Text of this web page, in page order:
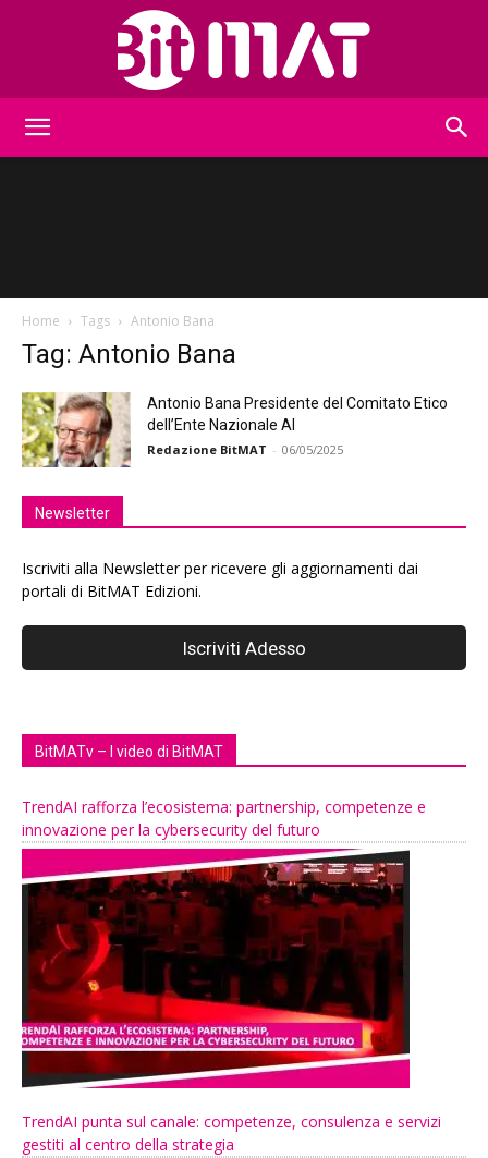
Home Tags Antonio Bana
Tag: Antonio Bana
Antonio Bana Presidente del Comitato Etico
dell’Ente Nazionale AI
Redazione BitMAT - 06/05/2025
Newsletter
Iscriviti alla Newsletter per ricevere gli aggiornamenti dai
portali di BitMAT Edizioni.
BitMATv – I video di BitMAT
TrendAI rafforza l’ecosistema: partnership, competenze e
innovazione per la cybersecurity del futuro
TrendAI punta sul canale: competenze, consulenza e servizi
gestiti al centro della strategia